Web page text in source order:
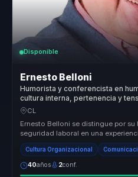
Disponible
Ernesto Belloni
Humorista y conferencista en
cultura interna, pertenencia y
cohesión para equipos.
CL
Ernesto Belloni se distingue por
seguridad laboral en una
su enfoqu...
Cultura Organizacional
40años 2conf.